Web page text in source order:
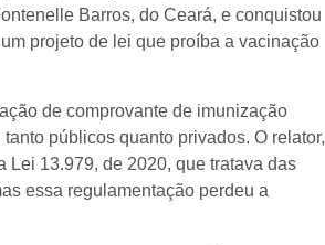
Barros, do Ceará, e conquistou
projeto de lei que proíba a vacinação
de comprovante de imunização
públicos quanto privados. O relator,
Lei 13.979, de 2020, que tratava das
essa regulamentação perdeu a